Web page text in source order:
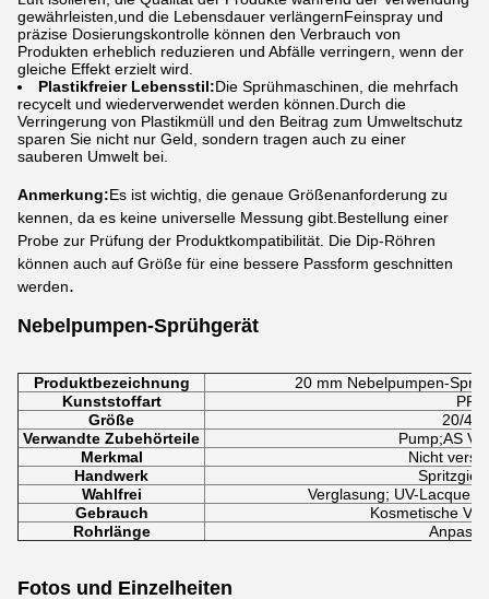
gewährleisten,und die Lebensdauer verlängernFeinspray und
präzise Dosierungskontrolle können den Verbrauch von
Produkten erheblich reduzieren und Abfälle verringern, wenn der
gleiche Effekt erzielt wird.
Plastikfreier Lebensstil:Die Sprühmaschinen, die mehrfach
recycelt und wiederverwendet werden können.Durch die
Verringerung von Plastikmüll und den Beitrag zum Umweltschutz
sparen Sie nicht nur Geld, sondern tragen auch zu einer
sauberen Umwelt bei.
Anmerkung:Es ist wichtig, die genaue Größenanforderung zu
kennen, da es keine universelle Messung gibt.Bestellung einer
Probe zur Prüfung der Produktkompatibilität. Die Dip-Röhren
können auch auf Größe für eine bessere Passform geschnitten
werden.
Nebelpumpen-Sprühgerät
Produktbezeichnung
20 mm Nebelpumpen-
Kunststoffart
PP
Größe
20/410
Verwandte Zubehörteile
Pump;AS
Merkmal
Nicht
Handwerk
Wahlfrei
Verglasung; UV-
Gebrauch
Kosmetische
Rohrlänge
Fotos und Einzelheiten